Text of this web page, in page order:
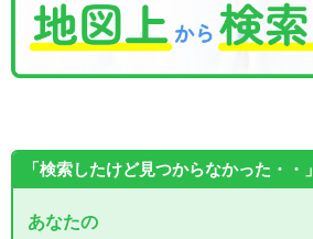
「検索したけど見つからなかった・・」
あなたの